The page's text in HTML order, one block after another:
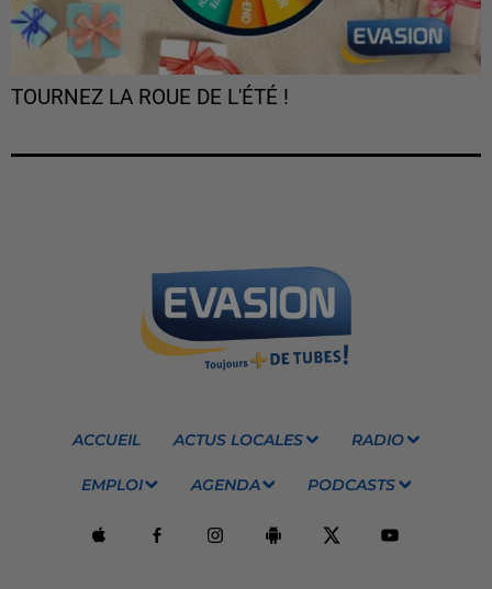
TOURNEZ LA ROUE DE L'ÉTÉ !
ACCUEIL ACTUS LOCALES RADIO
EMPLOI AGENDA PODCASTS